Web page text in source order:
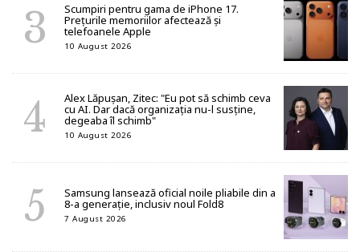
Scumpiri pentru gama de iPhone 17.
Prețurile memoriilor afectează și
telefoanele Apple
10 August 2026
Alex Lăpușan, Zitec: "Eu pot să schimb ceva
cu AI. Dar dacă organizația nu-l susține,
degeaba îl schimb"
10 August 2026
Samsung lansează oficial noile pliabile din a
8-a generație, inclusiv noul Fold8
7 August 2026